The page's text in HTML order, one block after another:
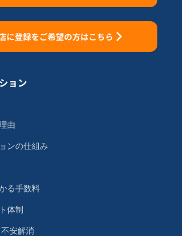
に登録をご希望の方はこちら
ョン
由
ンの仕組み
る手数料
体制
安解消